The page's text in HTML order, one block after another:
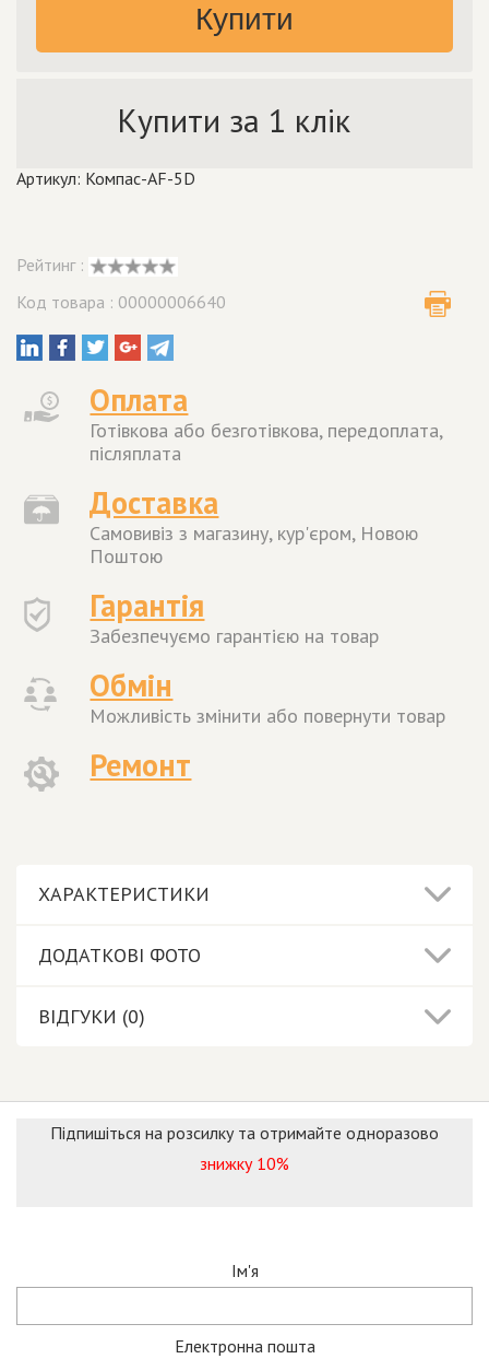
Купити
Купити за 1 клік
Артикул: Компас-AF-5D
Рейтинг :
Код товара : 00000006640
Оплата
Готівкова або безготівкова, передоплата,
післяплата
Доставка
Самовивіз з магазину, кур'єром, Новою
Поштою
Гарантія
Забезпечуємо гарантією на товар
Обмін
Можливість змінити або повернути товар
Ремонт
ХАРАКТЕРИСТИКИ
ДОДАТКОВІ ФОТО
ВІДГУКИ (0)
Підпишіться на розсилку та отримайте одноразово
знижку 10%
Ім'я
Електронна пошта